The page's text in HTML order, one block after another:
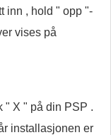
inn , hold " opp "-
vises på
" X " på din PSP .
installasjonen er